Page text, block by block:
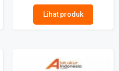
Lihat produk